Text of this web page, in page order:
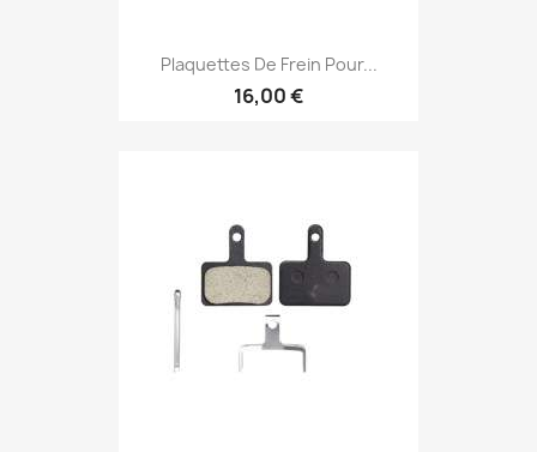
Plaquettes De Frein Pour...
16,00 €